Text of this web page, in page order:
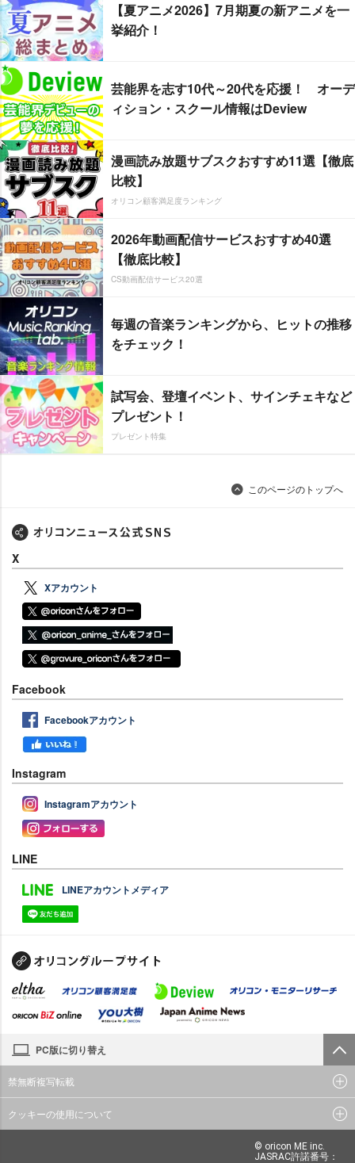
【夏アニメ2026】7月期夏の新アニメを一
挙紹介！
芸能界を志す10代～20代を応援！ オーデ
ィション・スクール情報はDeview
漫画読み放題サブスクおすすめ11選【徹底
比較】
オリコン顧客満足度ランキング
2026年動画配信サービスおすすめ40選
【徹底比較】
CS動画配信サービス20選
毎週の音楽ランキングから、ヒットの推移
をチェック！
試写会、登壇イベント、サインチェキなど
プレゼント！
プレゼント特集
このページのトップへ
X
Xアカウント
Facebook
Facebookアカウント
Instagram
Instagramアカウント
LINE
LINEアカウントメディア
PC版に切り替え
禁無断複写転載
クッキーの使用について
© oricon ME inc.
JASRAC許諾番号：